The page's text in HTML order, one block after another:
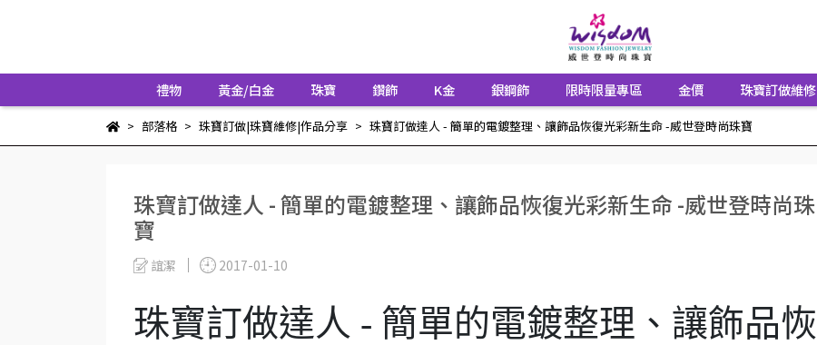
禮物 黃金/白金 珠寶 鑽飾 K金 銀鋼飾 限時限量專區 金價 珠寶訂做維修
部落格 珠寶訂做|珠寶維修|作品分享 珠寶訂做達人 - 簡單的電鍍整理、讓飾品恢復光彩新生命 -威世登時尚珠寶
珠寶訂做達人 - 簡單的電鍍整理、讓飾品恢復光彩新生命 -威世登時尚珠
寶
誼潔 2017-01-10
珠寶訂做達人 - 簡單的電鍍整理、讓飾品恢